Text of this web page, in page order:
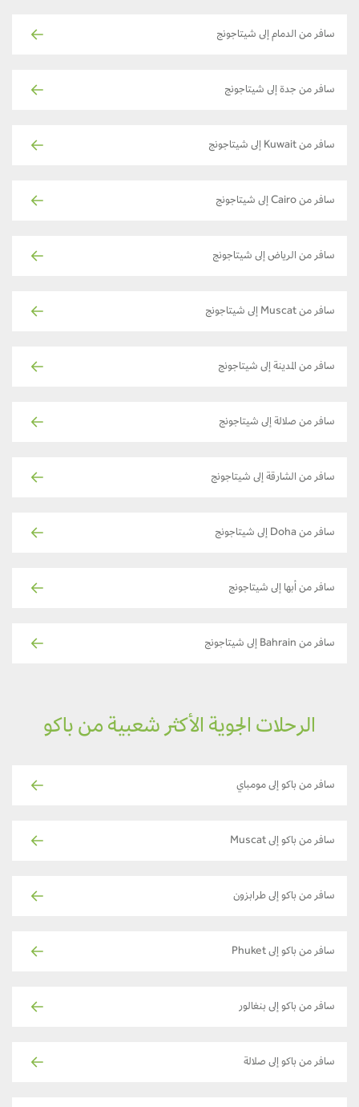
سافر من الدمام إلى شيتاجونج
سافر من جدة إلى شيتاجونج
سافر من Kuwait إلى شيتاجونج
سافر من Cairo إلى شيتاجونج
سافر من الرياض إلى شيتاجونج
سافر من Muscat إلى شيتاجونج
سافر من المدينة إلى شيتاجونج
سافر من صلالة إلى شيتاجونج
سافر من الشارقة إلى شيتاجونج
سافر من Doha إلى شيتاجونج
سافر من أبها إلى شيتاجونج
سافر من Bahrain إلى شيتاجونج
الرحلات الجوية الأكثر شعبية من باكو
سافر من باكو إلى مومباي
سافر من باكو إلى Muscat
سافر من باكو إلى طرابزون
سافر من باكو إلى Phuket
سافر من باكو إلى بنغالور
سافر من باكو إلى صلالة